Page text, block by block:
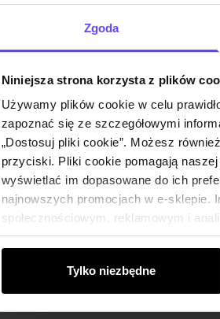
Zgoda
Niniejsza strona korzysta z plików
Używamy plików cookie w celu
zapoznać się ze szczegółowymi
„Dostosuj pliki cookie”. Możesz
przyciski. Pliki cookie pomagają
wyświetlać im dopasowane do ich
najnowszych promocjach w e-sklepie.
społecznościowym, reklamowym i
od Ciebie lub uzyskanymi podczas
Tylko niezbędne